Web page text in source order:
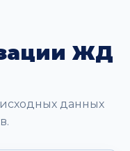
ЖД
данных